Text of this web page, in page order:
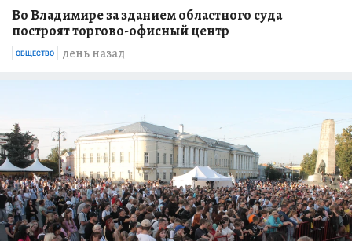
Во Владимире за зданием областного суда
построят торгово-офисный центр
день назад
ОБЩЕСТВО